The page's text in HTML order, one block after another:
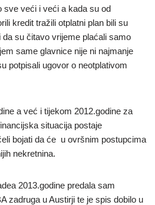
sve veći i veći a kada su od
kredit tražili otplatni plan bili su
da su čitavo vrijeme plaćali samo
same glavnice nije ni najmanje
potpisali ugovor o neotplativom
a već i tijekom 2012.godine za
situacija postaje
bojati da će u ovršnim postupcima
nekretnina.
2013.godine predala sam
zadruga u Austirji te je spis dobilo u